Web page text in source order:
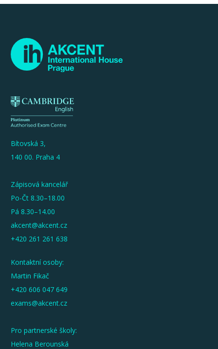
Bítovská 3,
140 00. Praha 4
Zápisová kancelář
Po-Čt 8.30–18.00
Pá 8.30–14.00
akcent@akcent.cz
+420 261 261 638
Kontaktní osoby:
Martin Fikač
+420 606 047 649
exams@akcent.cz
Pro partnerské školy:
Helena Berounská